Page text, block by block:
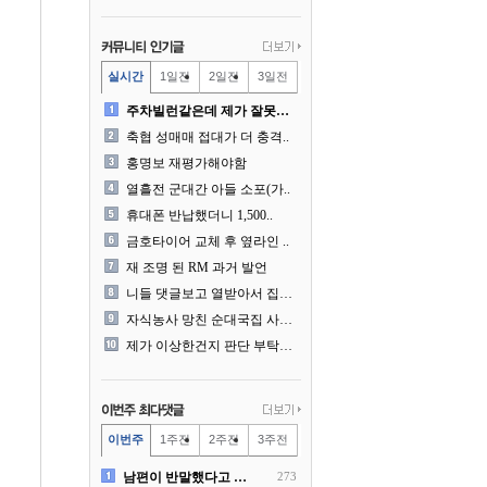
실시간 1일전 2일전 3일전
주차빌런같은데 제가 잘못한건..
축협 성매매 접대가 더 충격..
홍명보 재평가해야함
열흘전 군대간 아들 소포(가..
휴대폰 반납했더니 1,500..
금호타이어 교체 후 옆라인 ..
재 조명 된 RM 과거 발언
니들 댓글보고 열받아서 집구..
자식농사 망친 순대국집 사장..
제가 이상한건지 판단 부탁드..
이번주 1주전 2주전 3주전
남편이 반말했다고 똑같이 반.. 273